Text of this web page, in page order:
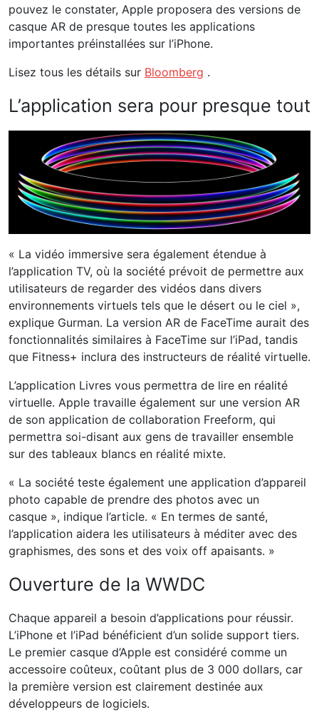
pouvez le constater, Apple proposera des versions de
casque AR de presque toutes les applications
importantes préinstallées sur l’iPhone.
Lisez tous les détails sur Bloomberg .
L’application sera pour presque tout
« La vidéo immersive sera également étendue à
l’application TV, où la société prévoit de permettre aux
utilisateurs de regarder des vidéos dans divers
environnements virtuels tels que le désert ou le ciel »,
explique Gurman. La version AR de FaceTime aurait des
fonctionnalités similaires à FaceTime sur l’iPad, tandis
que Fitness+ inclura des instructeurs de réalité virtuelle.
L’application Livres vous permettra de lire en réalité
virtuelle. Apple travaille également sur une version AR
de son application de collaboration Freeform, qui
permettra soi-disant aux gens de travailler ensemble
sur des tableaux blancs en réalité mixte.
« La société teste également une application d’appareil
photo capable de prendre des photos avec un
casque », indique l’article. « En termes de santé,
l’application aidera les utilisateurs à méditer avec des
graphismes, des sons et des voix off apaisants. »
Ouverture de la WWDC
Chaque appareil a besoin d’applications pour réussir.
L’iPhone et l’iPad bénéficient d’un solide support tiers.
Le premier casque d’Apple est considéré comme un
accessoire coûteux, coûtant plus de 3 000 dollars, car
la première version est clairement destinée aux
développeurs de logiciels.